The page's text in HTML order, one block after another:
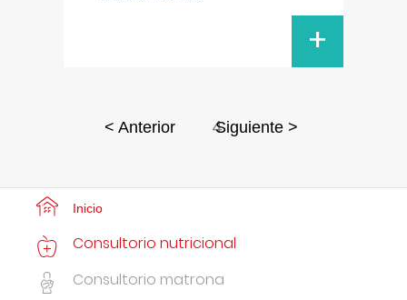
+
< Anterior 4
Siguiente >
Inicio
Consultorio nutricional
Consultorio matrona